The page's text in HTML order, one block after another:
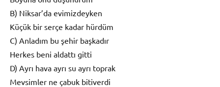
B) Niksar’da evimizdeyken
Küçük bir serçe kadar hürdüm
C) Anladım bu şehir başkadır
Herkes beni aldattı gitti
D) Ayrı hava ayrı su ayrı toprak
Mevsimler ne çabuk bitiverdi